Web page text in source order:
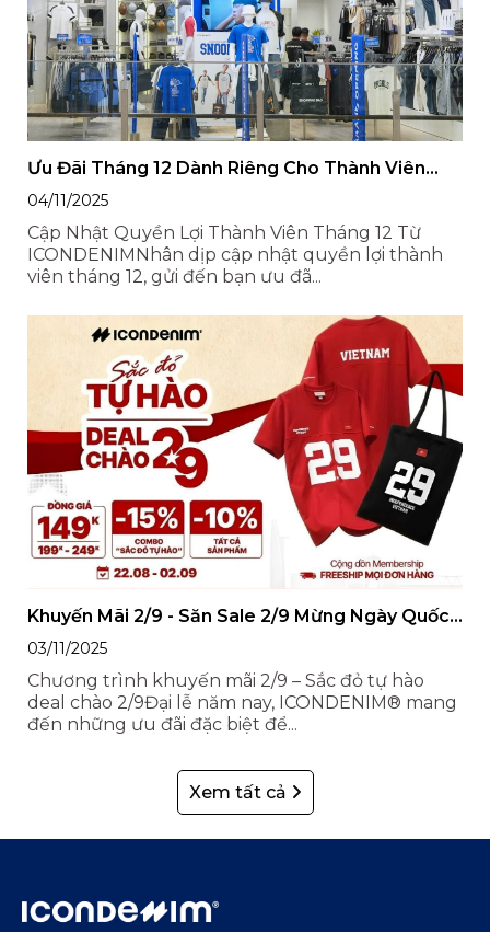
Ưu Đãi Tháng 12 Dành Riêng Cho Thành Viên
ICONDENIM
04/11/2025
Cập Nhật Quyền Lợi Thành Viên Tháng 12 Từ
ICONDENIMNhân dịp cập nhật quyền lợi thành
viên tháng 12, gửi đến bạn ưu đã...
Khuyến Mãi 2/9 - Săn Sale 2/9 Mừng Ngày Quốc
Khánh Việt Nam 2025
03/11/2025
Chương trình khuyến mãi 2/9 – Sắc đỏ tự hào
deal chào 2/9Đại lễ năm nay, ICONDENIM® mang
đến những ưu đãi đặc biệt để...
Xem tất cả